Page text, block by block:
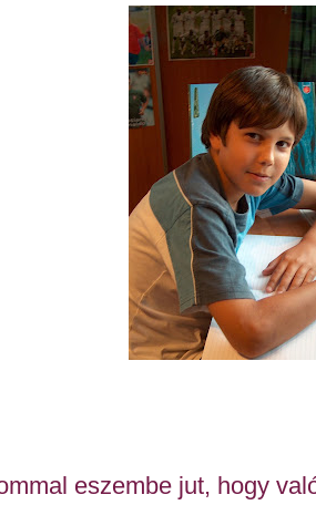
eszembe jut, hogy